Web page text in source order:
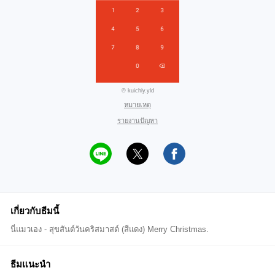
© kuichiy.yld
หมายเหตุ
รายงานปัญหา
เกี่ยวกับธีมนี้
นี่แมวเอง - สุขสันต์วันคริสมาสต์ (สีแดง) Merry Christmas.
ธีมแนะนำ